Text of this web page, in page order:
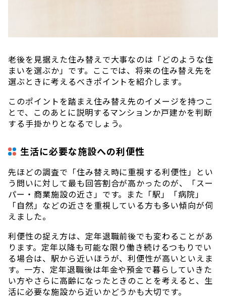
老後を見据えた住み替えで大事なのは「どのような住
まいを選ぶか」です。ここでは、将来の住み替え先を
選ぶときに考えるべきポイントを紹介します。
このポイントを踏まえ住み替え先のイメージを持つこ
とで、このあとに説明するマンションか戸建かを判断
する手掛かりとなるでしょう。
生活に必要な施設への利便性
先ほどの調査で「住み替え時に重視する利便性」とい
う問いに対して最も回答割合が高かったのが、「スー
パー・商業施設の近さ」です。また「駅」「病院」
「自然」などの近さを重視している方も多い傾向が伺
えました。
利便性の捉え方は、定年退職前後でも変わることがあ
ります。定年以降も可能な限り働き続けるつもりでい
る場合は、駅から近いほうが、利便性が高いといえま
す。一方、定年退職後は年金や預金で暮らしていきた
い方やさらに高齢になったときのことを考えると、生
活に必要な施設から近いかどうかも大切です。